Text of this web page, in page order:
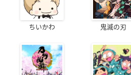
ちいかわ 鬼滅の刃